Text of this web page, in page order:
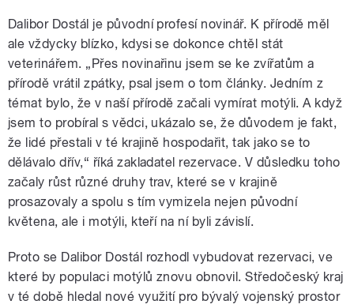
Dalibor Dostál je původní profesí novinář. K přírodě měl
ale vždycky blízko, kdysi se dokonce chtěl stát
veterinářem. „Přes novinařinu jsem se ke zvířatům a
přírodě vrátil zpátky, psal jsem o tom články. Jedním z
témat bylo, že v naší přírodě začali vymírat motýli. A když
jsem to probíral s vědci, ukázalo se, že důvodem je fakt,
že lidé přestali v té krajině hospodařit, tak jako se to
dělávalo dřív,“ říká zakladatel rezervace. V důsledku toho
začaly růst různé druhy trav, které se v krajině
prosazovaly a spolu s tím vymizela nejen původní
květena, ale i motýli, kteří na ní byli závislí.
Proto se Dalibor Dostál rozhodl vybudovat rezervaci, ve
které by populaci motýlů znovu obnovil. Středočeský kraj
v té době hledal nové využití pro bývalý vojenský prostor